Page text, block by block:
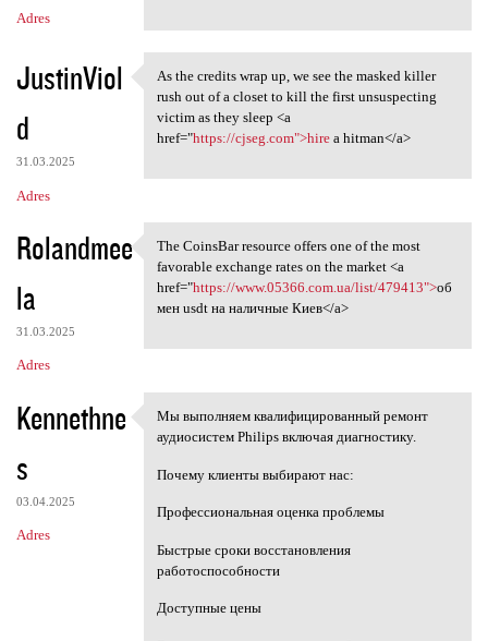
Adres
JustinViol
d
31.03.2025
Adres
As the credits wrap up, we
As the credits wrap up, we see the masked killer
rush out of a closet to kill the first unsuspecting
victim as they sleep <a
href="https://cjseg.com">hirea hitman</a>
Rolandmee
la
31.03.2025
Adres
The CoinsBar resource offers
The CoinsBar resource offers one of the most
favorable exchange rates on the market <a
href="https://www.05366.com.ua/list/479413">об
мен usdt на наличные Киев</a>
Kennethne
s
03.04.2025
Adres
Мы выполняем
Мы выполняем квалифицированный ремонт
аудиосистем Philips включая диагностику.
Почему клиенты выбирают нас:
Профессиональная оценка проблемы
Быстрые сроки восстановления
работоспособности
Доступные цены